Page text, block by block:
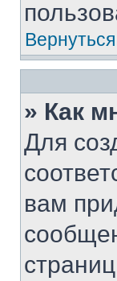
» Как
Для
вам